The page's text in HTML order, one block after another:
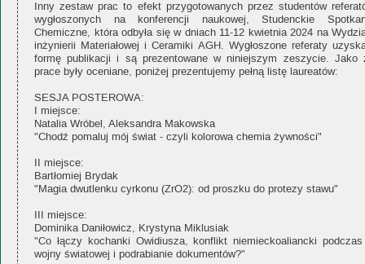
Inny zestaw prac to efekt przygotowanych przez studentów
wygłoszonych na konferencji naukowej, Studenckie
Chemiczne, która odbyła się w dniach 11-12 kwietnia 2024 na
inżynierii Materiałowej i Ceramiki AGH. Wygłoszone referaty
formę publikacji i są prezentowane w niniejszym zeszycie. Jako
prace były oceniane, poniżej prezentujemy pełną listę laureatów:
SESJA POSTEROWA:
I miejsce:
Natalia Wróbel, Aleksandra Makowska
"Chodź pomaluj mój świat - czyli kolorowa chemia żywności"
II miejsce:
Bartłomiej Brydak
"Magia dwutlenku cyrkonu (ZrO2): od proszku do protezy stawu"
III miejsce:
Dominika Daniłowicz, Krystyna Miklusiak
"Co łączy kochanki Owidiusza, konflikt niemieckoaliancki
wojny światowej i podrabianie dokumentów?"